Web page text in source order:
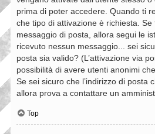
prima di poter accedere. Quando ti
che tipo di attivazione è richiesta. Se
messaggio di posta, allora segui le
ricevuto nessun messaggio... sei
posta sia valido? (L’attivazione via
possibilità di avere utenti anonimi
Se sei sicuro che l’indirizzo di posta
allora prova a contattare un
Top